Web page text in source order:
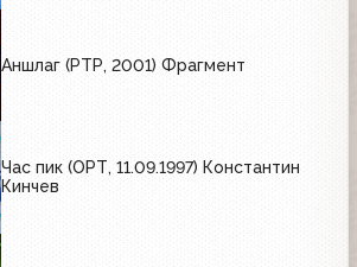
Аншлаг (РТР, 2001) Фрагмент
Час пик (ОРТ, 11.09.1997) Константин
Кинчев